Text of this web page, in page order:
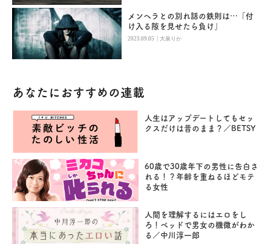
メンヘラとの別れ話の鉄則は…「付
け入る隙を見せたら負け」
2023.09.05 |大泉りか
あなたにおすすめの連載
人生はアップデートしてもセッ
クスだけは昔のまま？／BETSY
60歳で30歳年下の男性に告白さ
れる！？年齢を重ねるほどモテ
る女性
人間を理解するにはエロをし
ろ！ベッドで男女の機微がわか
る／中川淳一郎